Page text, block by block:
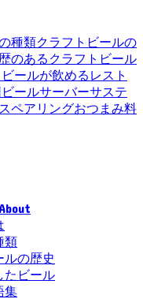
種類クラフトビールの
のあるクラフトビール
ールが飲めるレスト
ールサーバーサステ
ペアリングおつまみ料
About
類
ルの歴史
たビール
集